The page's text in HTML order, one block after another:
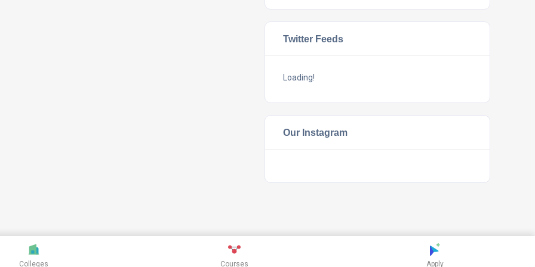
Twitter Feeds
Loading!
Our Instagram
Colleges Courses Apply